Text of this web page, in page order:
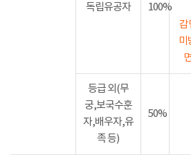
감
미
독립유공자 100%
등급 외(무
궁,보국수훈
자,배우자,유
족 등)
50%